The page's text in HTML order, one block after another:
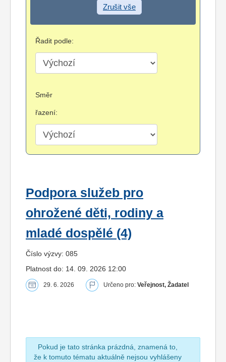
Zrušit vše
Řadit podle:
Směr
řazení:
Podpora služeb pro
ohrožené děti, rodiny a
mladé dospělé (4)
Číslo výzvy: 085
Platnost do: 14. 09. 2026 12:00
29. 6. 2026 Určeno pro: Veřejnost, Žadatel
Pokud je tato stránka prázdná, znamená to,
že k tomuto tématu aktuálně nejsou vyhlášeny